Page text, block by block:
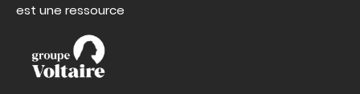
est une ressource